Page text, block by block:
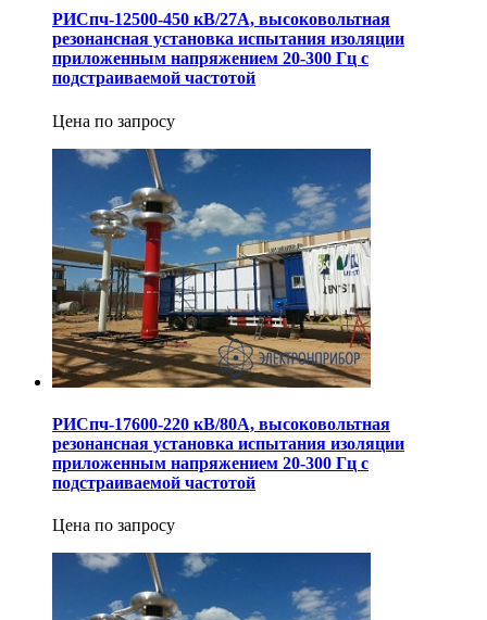
РИСпч-12500-450 кВ/27А, высоковольтная
резонансная установка испытания изоляции
приложенным напряжением 20-300 Гц с
подстраиваемой частотой
Цена по запросу
РИСпч-17600-220 кВ/80А, высоковольтная
резонансная установка испытания изоляции
приложенным напряжением 20-300 Гц с
подстраиваемой частотой
Цена по запросу